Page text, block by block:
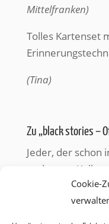
Cookie-
Mittelfranken)
Tolles Kartenset
(Tina)
Zu „black stories –
Jeder, der schon
mehreren
dürfte keine
verschiedenen